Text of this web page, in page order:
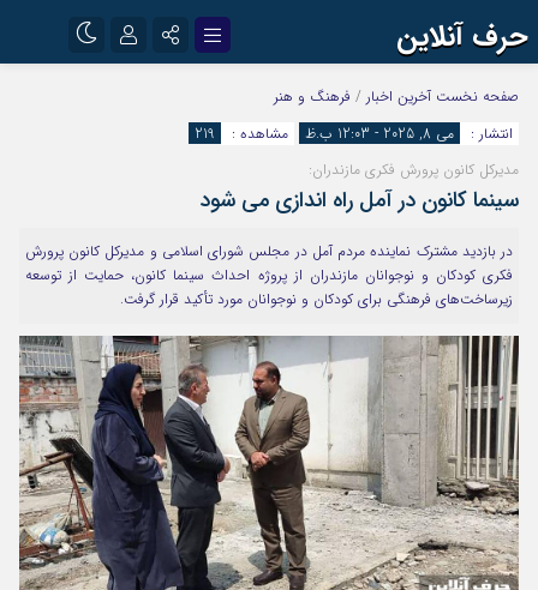
حرف آنلاین
اینستاگرام
آپارات
رمز عبور
مرا به خاطر بسپار
صفحه نخست آخرین اخبار / فرهنگ و هنر
انتشار :
می 8, 2025 - 12:03 ب.ظ مشاهده :
219
مدیرکل کانون پرورش فکری مازندران:
سینما کانون در آمل راه اندازی می شود
در بازدید مشترک نماینده مردم آمل در مجلس شورای اسلامی و مدیرکل کانون پرورش
فکری کودکان و نوجوانان مازندران از پروژه احداث سینما کانون، حمایت از توسعه
زیرساخت‌های فرهنگی برای کودکان و نوجوانان مورد تأکید قرار گرفت.